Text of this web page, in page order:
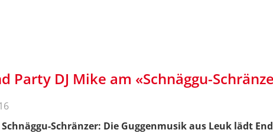
Party DJ Mike am «Schnäggu-
Schnäggu-Schränzer: Die Guggenmusik aus Leuk lädt